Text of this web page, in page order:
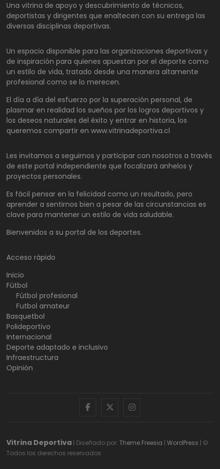
Una vitrina de apoyo y descubrimiento de técnicos,
deportistas y dirigentes que enaltecen con su entrega las
diversas disciplinas deportivas.
Un espacio disponible para las organizaciones deportivas y
de inspiración para quienes apuestan por el deporte como
un estilo de vida, tratado desde una manera altamente
profesional como se lo merecen.
El día a día del esfuerzo por la superación personal, de
plasmar en realidad los sueños por los logros deportivos y
los deseos naturales del éxito y entrar en historia, los
queremos compartir en www.vitrinadeportiva.cl
Les invitamos a seguirnos y participar con nosotros a través
de este portal independiente que focalizará anhelos y
proyectos personales.
Es fácil pensar en la felicidad como un resultado, pero
aprender a sentirnos bien a pesar de las circunstancias es
clave para mantener un estilo de vida saludable.
Bienvenidos a su portal de los deportes.
Acceso rápido
Inicio
Fútbol
Fútbol profesional
Futbol amateur
Basquetbol
Polideportivo
Internacional
Deporte adaptado e inclusivo
Infraestructura
Opinión
facebooktwitterinstagram
Vitrina Deportiva | Diseñado por:Theme Freesia |WordPress | ©
Todos los derechos reservados